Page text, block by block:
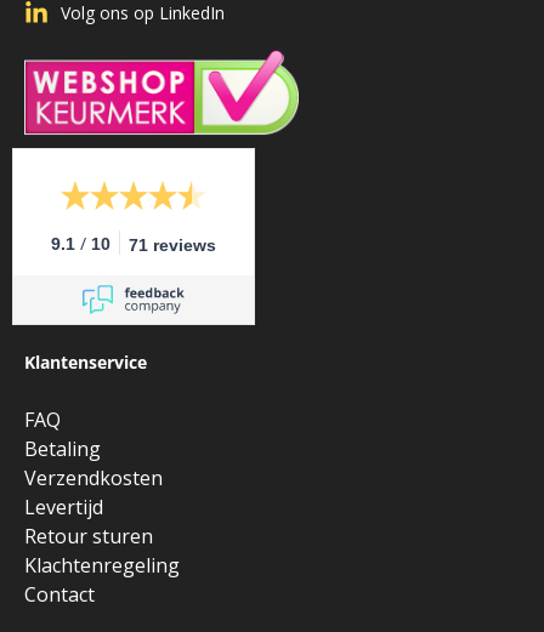
Volg ons op LinkedIn
9.1 / 10 71 reviews
Klantenservice
FAQ
Betaling
Verzendkosten
Levertijd
Retour sturen
Klachtenregeling
Contact